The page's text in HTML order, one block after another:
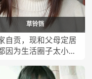
草铃铛
自贡，现和父母定居
因为生活圈子太小...